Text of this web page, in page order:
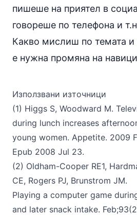
пишеше на приятел в
говореше по телефона и
Какво мислиш по темата
е нужна промяна на
Използвани източници
(1) Higgs S, Woodward M.
during lunch increases
young women. Appetite. 2009
Epub 2008 Jul 23.
(2) Oldham-Cooper RE1,
CE, Rogers PJ, Brunstrom JM.
Playing a computer game
and later snack intake.